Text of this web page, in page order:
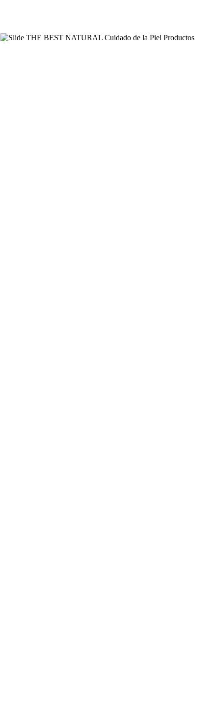
THE BEST NATURAL Cuidado de la Piel Productos